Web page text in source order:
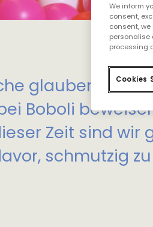
glauben, dass
Boboli
Zeit sind wir
schmutzig
We inform
consent,
consent,
personalise
processing
Cookies